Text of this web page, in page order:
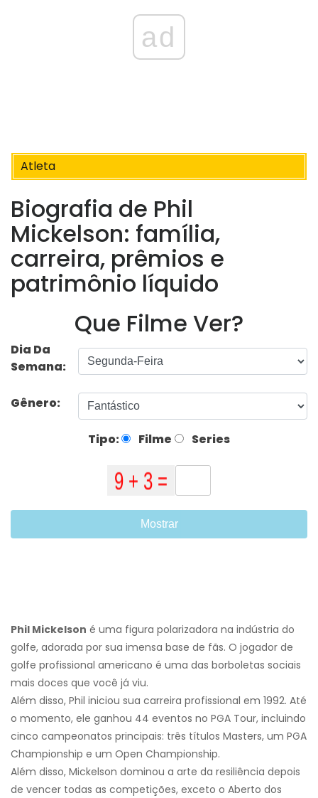
ad
Atleta
Biografia de Phil
Mickelson: família,
carreira, prêmios e
patrimônio líquido
Que Filme Ver?
Dia Da
Semana:
Gênero:
Tipo: Filme Series
Mostrar
Phil Mickelson é uma figura polarizadora na indústria do
golfe, adorada por sua imensa base de fãs. O jogador de
golfe profissional americano é uma das borboletas sociais
mais doces que você já viu.
Além disso, Phil iniciou sua carreira profissional em 1992. Até
o momento, ele ganhou 44 eventos no PGA Tour, incluindo
cinco campeonatos principais: três títulos Masters, um PGA
Championship e um Open Championship.
Além disso, Mickelson dominou a arte da resiliência depois
de vencer todas as competições, exceto o Aberto dos